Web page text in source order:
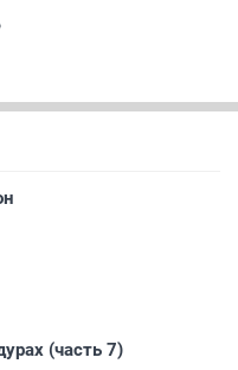
(часть 7)